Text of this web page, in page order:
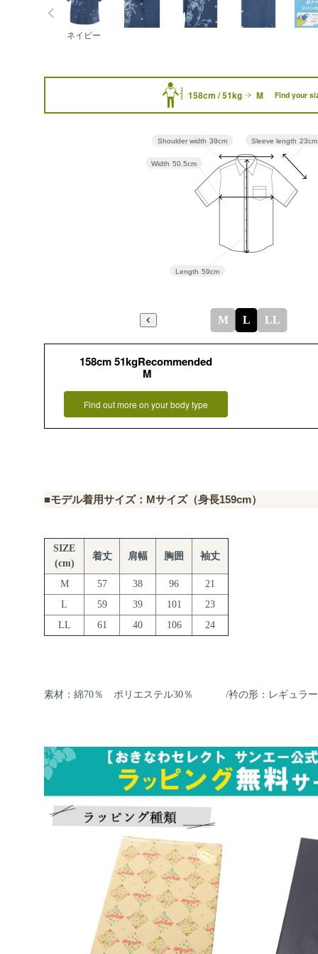
ネイビー
158cm / 51kg M Find your
Sleeve length 23cm
Length 59cm
Width 50.5cm
Shoulder width 39cm
M L LL
158cm 51kgRecommended
M
Find out more on your body type
■モデル着用サイズ：Mサイズ（身長159cm）
SIZE
(cm)
着丈 肩幅 胸囲 袖丈
M 57 38 96
21
L
59 39 101
23
LL
61 40 106 24
素材：綿70％ ポリエステル30％ /衿の形：レギュラ